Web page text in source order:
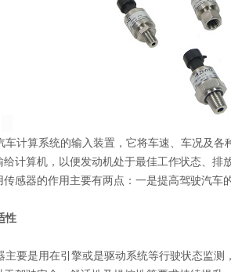
计算系统的输入装置，它将车速、车况及各
计算机，以便发动机处于最佳工作状态、
感器的作用主要有两点：一是提高驾驶汽车
性
要是用在引擎或是驱动系统等行驶状态监测